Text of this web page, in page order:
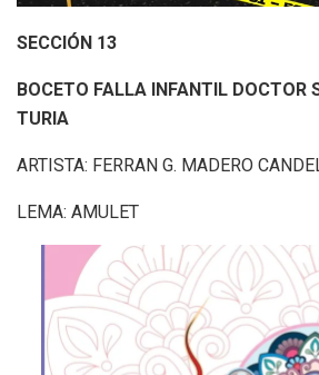
SECCIÓN 13
BOCETO FALLA INFANTIL DOCTOR
TURIA
ARTISTA: FERRAN G. MADERO
LEMA: AMULET